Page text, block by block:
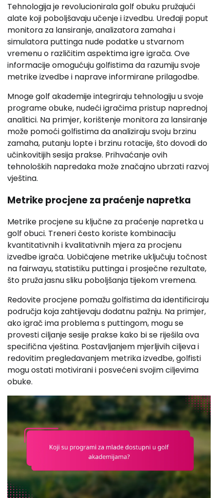
Tehnologija je revolucionirala golf obuku pružajući
alate koji poboljšavaju učenje i izvedbu. Uređaji poput
monitora za lansiranje, analizatora zamaha i
simulatora puttinga nude podatke u stvarnom
vremenu o različitim aspektima igre igrača. Ove
informacije omogućuju golfistima da razumiju svoje
metrike izvedbe i naprave informirane prilagodbe.
Mnoge golf akademije integriraju tehnologiju u svoje
programe obuke, nudeći igračima pristup naprednoj
analitici. Na primjer, korištenje monitora za lansiranje
može pomoći golfistima da analiziraju svoju brzinu
zamaha, putanju lopte i brzinu rotacije, što dovodi do
učinkovitijih sesija prakse. Prihvaćanje ovih
tehnoloških napredaka može značajno ubrzati razvoj
vještina.
Metrike procjene za praćenje napretka
Metrike procjene su ključne za praćenje napretka u
golf obuci. Treneri često koriste kombinaciju
kvantitativnih i kvalitativnih mjera za procjenu
izvedbe igrača. Uobičajene metrike uključuju točnost
na fairwayu, statistiku puttinga i prosječne rezultate,
što pruža jasnu sliku poboljšanja tijekom vremena.
Redovite procjene pomažu golfistima da identificiraju
područja koja zahtijevaju dodatnu pažnju. Na primjer,
ako igrač ima problema s puttingom, mogu se
provesti ciljanje sesije prakse kako bi se riješila ova
specifična vještina. Postavljanjem mjerljivih ciljeva i
redovitim pregledavanjem metrika izvedbe, golfisti
mogu ostati motivirani i posvećeni svojim ciljevima
obuke.